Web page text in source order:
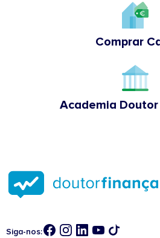
Comprar
Academia Doutor
Siga-nos: